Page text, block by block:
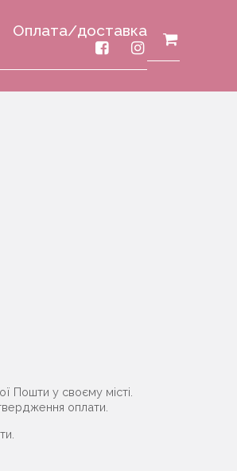
Оплата/доставка
Пошти у своєму місті.
оплати.